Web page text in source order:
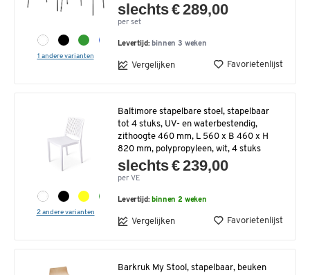
1 andere varianten
slechts € 289,00
per set
Levertijd: binnen 3 weken
Vergelijken Favorietenlijst
2 andere varianten
Baltimore stapelbare stoel, stapelbaar
tot 4 stuks, UV- en waterbestendig,
zithoogte 460 mm, L 560 x B 460 x H
820 mm, polypropyleen, wit, 4 stuks
slechts € 239,00
per VE
Levertijd: binnen 2 weken
Vergelijken Favorietenlijst
Barkruk My Stool, stapelbaar, beuken